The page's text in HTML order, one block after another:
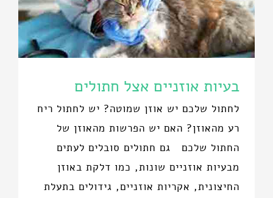
בעיות אוזניים אצל חתולים
לחתול שלכם יש אוזן שמוטה? יש לחתול ריח
רע מהאוזן? האם יש הפרשות מהאוזן של
החתול שלכם גם חתולים סובלים לעתים
מבעיות אוזניים שונות, כמו דלקת באוזן
החיצונית, אקריות אוזניים, גידולים בתעלת